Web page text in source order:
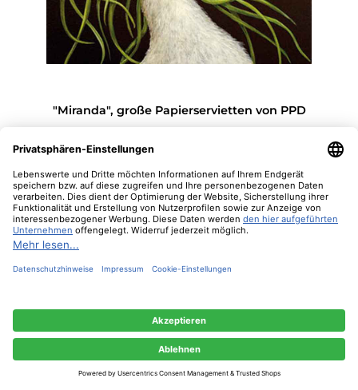
"Miranda", große Papierservietten von PPD
können.Mehr Informationen ...
Nur technisch notwendige Konfigurieren